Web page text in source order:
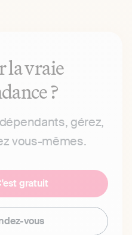
la vraie
?
gérez,
vous-mêmes.
gratuit
vous